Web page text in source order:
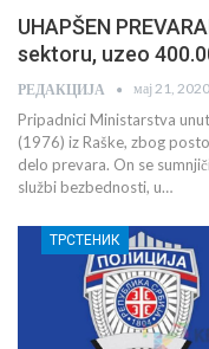
UHAPŠEN
sektoru, uzeo
РЕДАКЦИЈА мај 21, 2020
Pripadnici Ministarstva
(1976) iz Raške, zbog
delo prevara. On se
službi bezbednosti, u…
ТРСТЕНИК